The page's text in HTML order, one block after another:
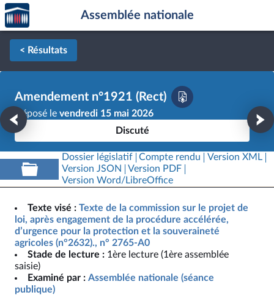
Aller au contenu
Aller en bas de la page
Accèder
à la
page
d'accueil
Assemblée nationale
< Résultats
Amendement n°1921 (Rect)
Déposé le vendredi 15 mai 2026
Discuté
Dossier législatif Compte rendu
Version XML
Version JSON
Version PDF
Version Word/LibreOffice
Texte visé : Texte de la commission sur le projet de
loi, après engagement de la procédure accélérée,
d’urgence pour la protection et la souveraineté
agricoles (n°2632)., n° 2765-A0
Stade de lecture : 1ère lecture (1ère assemblée
saisie)
Examiné par : Assemblée nationale (séance
publique)